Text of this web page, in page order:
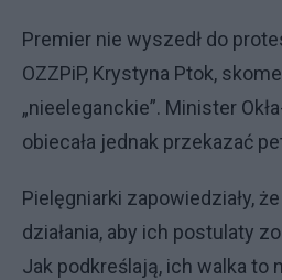
Premier nie wyszedł do
OZZPiP, Krystyna Ptok,
„nieeleganckie”. Minister
obiecała jednak przekazać
Pielęgniarki zapowiedziały,
działania, aby ich postulaty
Jak podkreślają, ich walka to